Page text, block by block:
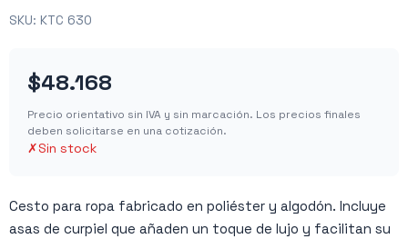
SKU: KTC 630
$48.168
Precio orientativo sin IVA y sin marcación. Los precios finales
deben solicitarse en una cotización.
✗Sin stock
Cesto para ropa fabricado en poliéster y algodón. Incluye
asas de curpiel que añaden un toque de lujo y facilitan su